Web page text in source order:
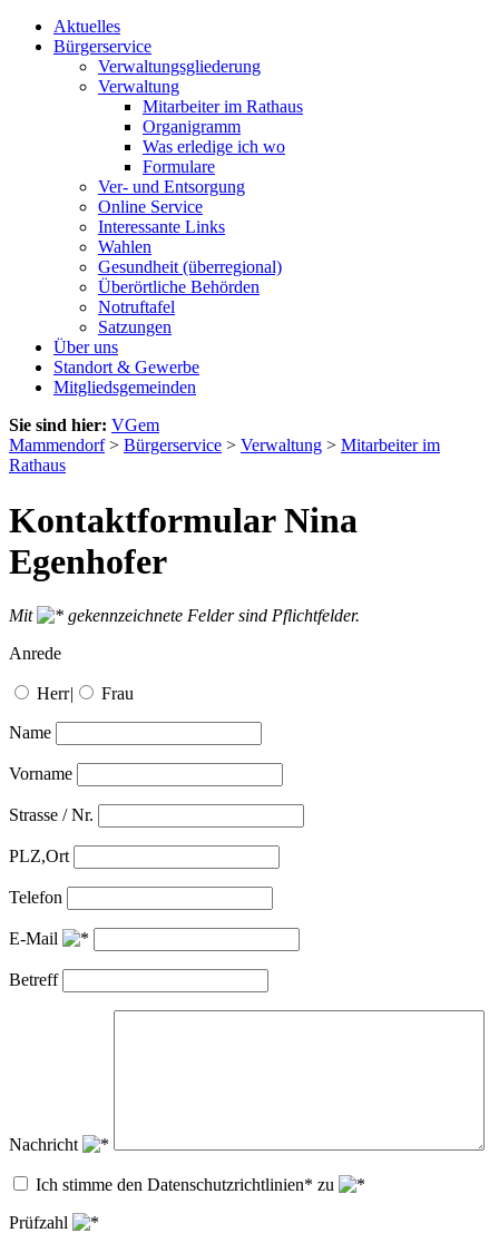
Aktuelles
Bürgerservice
Verwaltungsgliederung
Verwaltung
Mitarbeiter im Rathaus
Organigramm
Was erledige ich wo
Formulare
Ver- und Entsorgung
Online Service
Interessante Links
Wahlen
Gesundheit (überregional)
Überörtliche Behörden
Notruftafel
Satzungen
Über uns
Standort & Gewerbe
Mitgliedsgemeinden
Sie sind hier: VGem
Mammendorf> Bürgerservice > Verwaltung > Mitarbeiter im
Rathaus
Kontaktformular Nina
Egenhofer
Mit
gekennzeichnete Felder sind Pflichtfelder.
Anrede
Herr| Frau
Name
Vorname
Strasse / Nr.
PLZ,Ort
Telefon
E-Mail
Betreff
Nachricht
Ich stimme den Datenschutzrichtlinien* zu
Prüfzahl